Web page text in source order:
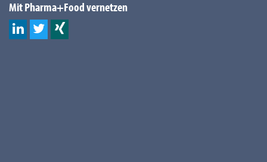
Mit Pharma+Food vernetzen